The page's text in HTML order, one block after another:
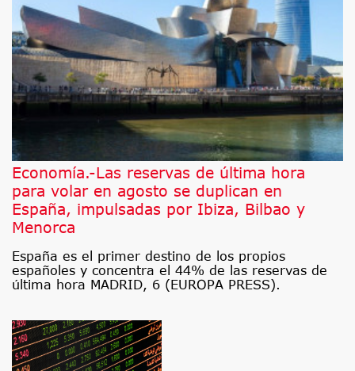
Economía.-Las reservas de última hora
para volar en agosto se duplican en
España, impulsadas por Ibiza, Bilbao y
Menorca
España es el primer destino de los propios
españoles y concentra el 44% de las reservas de
última hora MADRID, 6 (EUROPA PRESS).